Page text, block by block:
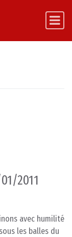
2011
avec humilité
les balles du